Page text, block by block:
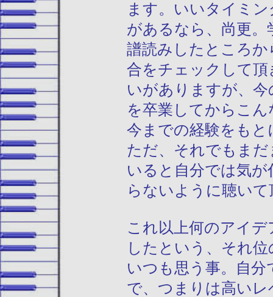
ます。いいタイミ
があるなら、尚更
譜読みしたところ
合をチェックして
いがありますが、
を卒業してからこ
今までの経験をも
ただ、それでもま
いると自分では気
らないように聴い
これ以上何のアイ
したという、それ
いつも思う事。自
で、つまりは高い